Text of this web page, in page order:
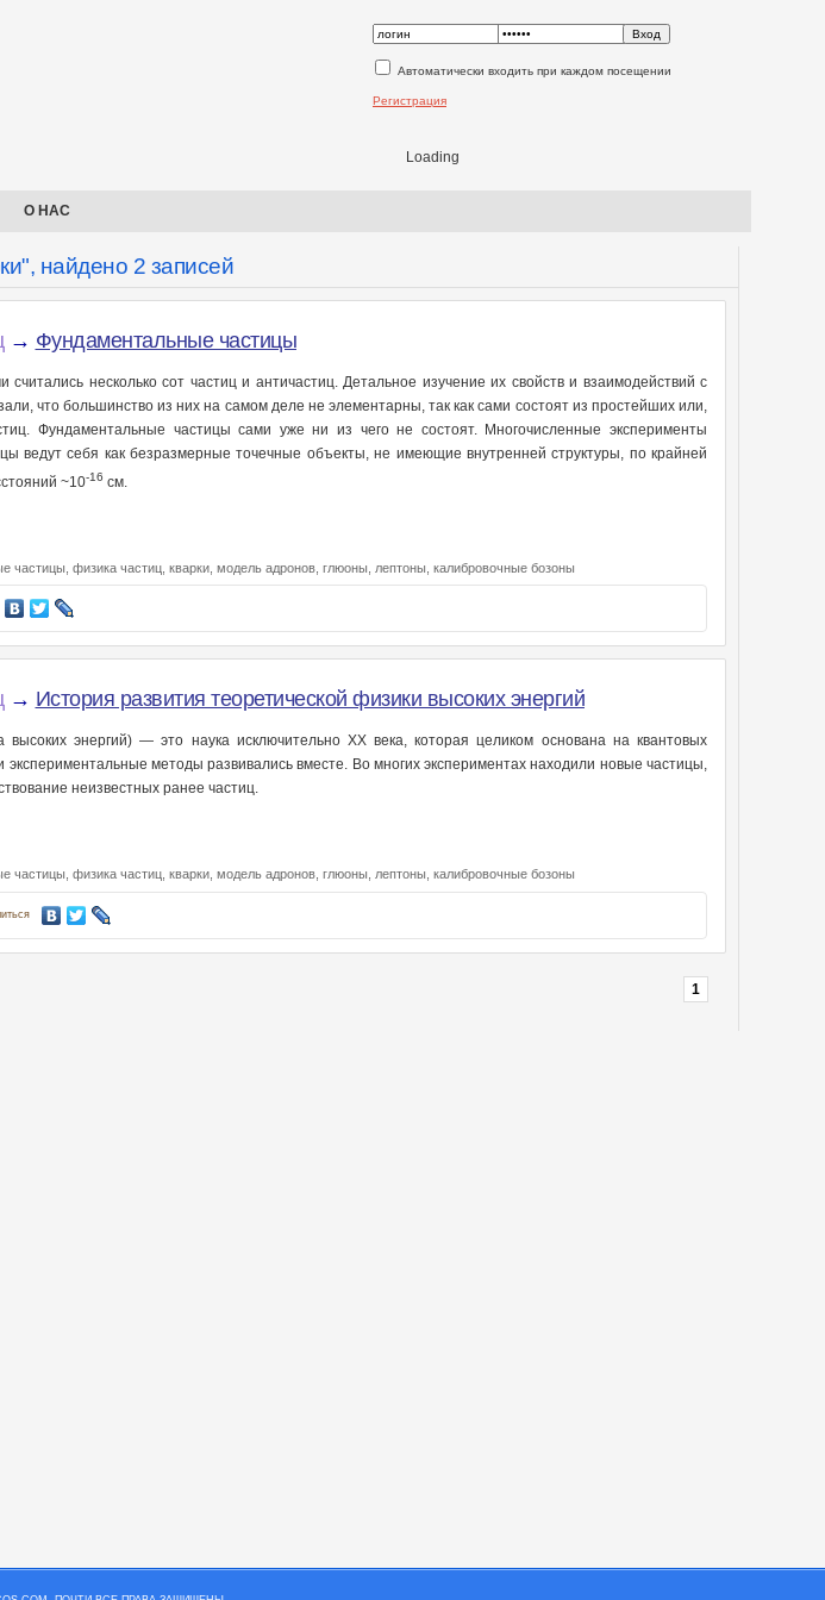
Автоматически входить при каждом посещении
Регистрация
Loading
О НАС
найдено 2 записей
→ Фундаментальные частицы
несколько сот частиц и античастиц. Детальное изучение их свойств и взаимодействий с
что большинство из них на самом деле не элементарны, так как сами состоят из простейших или,
Фундаментальные частицы сами уже ни из чего не состоят. Многочисленные эксперименты
ведут себя как безразмерные точечные объекты, не имеющие внутренней структуры, по крайней
~10-16 см.
частицы, физика частиц, кварки, модель адронов, глюоны, лептоны, калибровочные бозоны
→ История развития теоретической физики высоких энергий
энергий) — это наука исключительно XX века, которая целиком основана на квантовых
экспериментальные методы развивались вместе. Во многих экспериментах находили новые частицы,
неизвестных ранее частиц.
частицы, физика частиц, кварки, модель адронов, глюоны, лептоны, калибровочные бозоны
1